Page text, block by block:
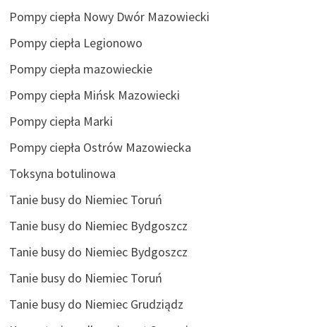
Pompy ciepła Nowy Dwór Mazowiecki
Pompy ciepła Legionowo
Pompy ciepła mazowieckie
Pompy ciepła Mińsk Mazowiecki
Pompy ciepła Marki
Pompy ciepła Ostrów Mazowiecka
Toksyna botulinowa
Tanie busy do Niemiec Toruń
Tanie busy do Niemiec Bydgoszcz
Tanie busy do Niemiec Bydgoszcz
Tanie busy do Niemiec Toruń
Tanie busy do Niemiec Grudziądz